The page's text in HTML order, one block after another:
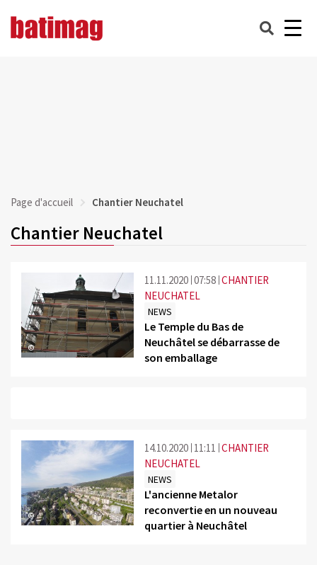
Page d'accueil Chantier Neuchatel
Chantier Neuchatel
©
11.11.2020 07:58 CHANTIER
NEUCHATEL
NEWS
Le Temple du Bas de
Neuchâtel se débarrasse de
son emballage
©
14.10.2020 11:11
CHANTIER
NEUCHATEL
NEWS
L'ancienne Metalor
reconvertie en un nouveau
quartier à Neuchâtel